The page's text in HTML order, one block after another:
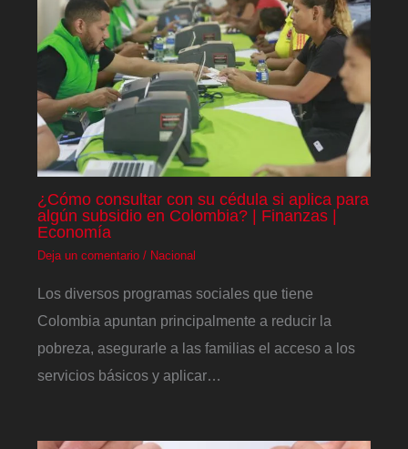
¿Cómo consultar con su cédula si aplica para
algún subsidio en Colombia? | Finanzas |
Economía
Deja un comentario / Nacional
Los diversos programas sociales que tiene
Colombia apuntan principalmente a reducir la
pobreza, asegurarle a las familias el acceso a los
servicios básicos y aplicar…